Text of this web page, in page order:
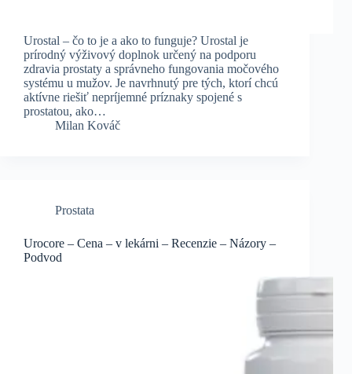
Urostal – čo to je a ako to funguje? Urostal je
prírodný výživový doplnok určený na podporu
zdravia prostaty a správneho fungovania močového
systému u mužov. Je navrhnutý pre tých, ktorí chcú
aktívne riešiť nepríjemné príznaky spojené s
prostatou, ako…
Milan Kováč
Prostata
Urocore – Cena – v lekárni – Recenzie – Názory –
Podvod